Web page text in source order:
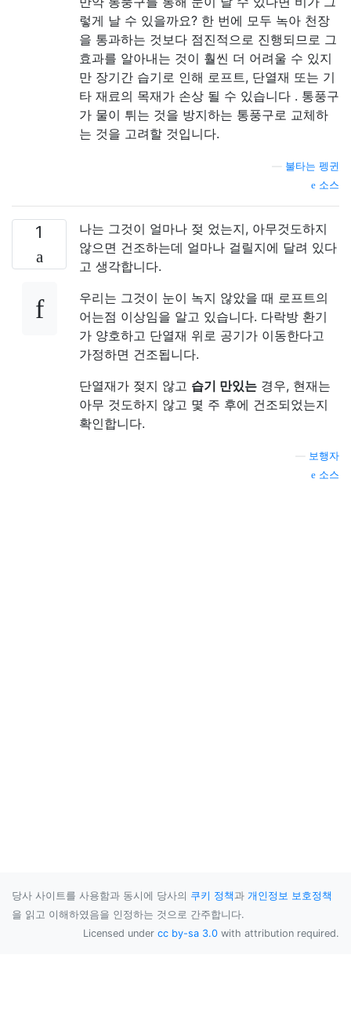
렇게 날 수 있을까요? 한 번에 모두 녹아 천장
을 통과하는 것보다 점진적으로 진행되므로 그
효과를 알아내는 것이 훨씬 더 어려울 수 있지
만 장기간 습기로 인해 로프트, 단열재 또는 기
타 재료의 목재가 손상 될 수 있습니다 . 통풍구
가 물이 튀는 것을 방지하는 통풍구로 교체하
는 것을 고려할 것입니다.
불타는 펭귄
소스
1
나는 그것이 얼마나 젖 었는지, 아무것도하지
않으면 건조하는데 얼마나 걸릴지에 달려 있다
고 생각합니다.
우리는 그것이 눈이 녹지 않았을 때 로프트의
어는점 이상임을 알고 있습니다. 다락방 환기
가 양호하고 단열재 위로 공기가 이동한다고
가정하면 건조됩니다.
단열재가 젖지 않고 습기 만있는 경우, 현재는
아무 것도하지 않고 몇 주 후에 건조되었는지
확인합니다.
보행자
소스
당사 사이트를 사용함과 동시에 당사의 쿠키 정책과 개인정보 보호정책
을 읽고 이해하였음을 인정하는 것으로 간주합니다.
Licensed under cc by-sa 3.0 with attribution required.